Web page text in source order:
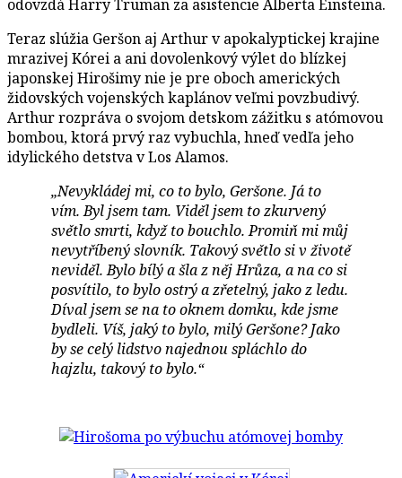
odovzdá Harry Truman za asistencie Alberta Einsteina.
Teraz slúžia Geršon aj Arthur v apokalyptickej krajine
mrazivej Kórei a ani dovolenkový výlet do blízkej
japonskej Hirošimy nie je pre oboch amerických
židovských vojenských kaplánov veľmi povzbudivý.
Arthur rozpráva o svojom detskom zážitku s atómovou
bombou, ktorá prvý raz vybuchla, hneď vedľa jeho
idylického detstva v Los Alamos.
„Nevykládej mi, co to bylo, Geršone. Já to
vím. Byl jsem tam. Viděl jsem to zkurvený
světlo smrti, když to bouchlo. Promiň mi můj
nevytříbený slovník. Takový světlo si v životě
neviděl. Bylo bílý a šla z něj Hrůza, a na co si
posvítilo, to bylo ostrý a zřetelný, jako z ledu.
Díval jsem se na to oknem domku, kde jsme
bydleli. Víš, jaký to bylo, milý Geršone? Jako
by se celý lidstvo najednou spláchlo do
hajzlu, takový to bylo.“